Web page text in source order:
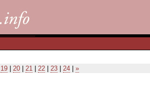
19 20 21 22 23 24 »